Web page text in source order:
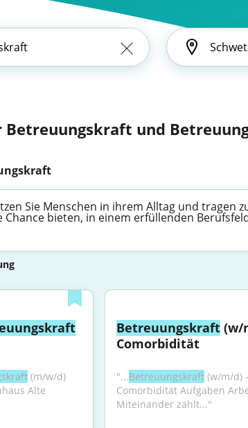
und
Sie Menschen in ihrem Alltag und tragen
Chance bieten, in einem erfüllenden
(m/w/d)
Alte
Betreuungskraft (w/
Comorbidität
"...Betreuungskraft (w/m/d)
Comorbidität Aufgaben
Miteinander zählt..."